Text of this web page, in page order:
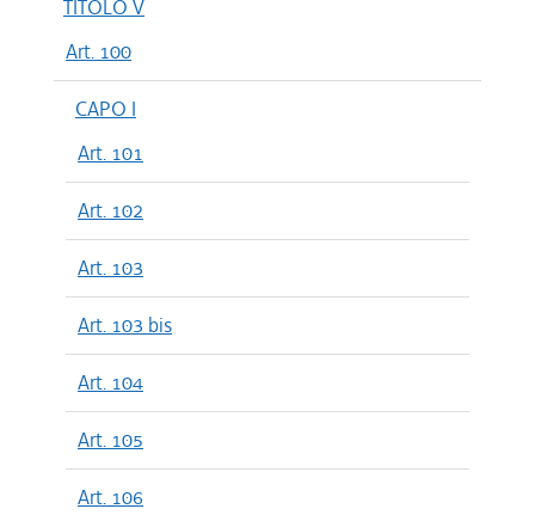
TITOLO V
Art. 100
CAPO I
Art. 101
Art. 102
Art. 103
Art. 103 bis
Art. 104
Art. 105
Art. 106